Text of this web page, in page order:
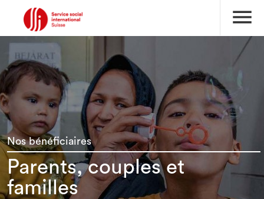
menu
Nos bénéficiaires
Parents, couples et
familles